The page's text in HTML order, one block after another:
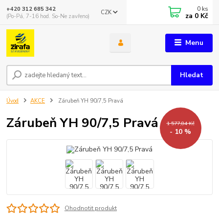
Menu
CZK
Hledat
+420 312 685 342
(Po-Pá, 7-16 hod. So-Ne zavřeno)
0 ks
za 0 Kč
Úvod AKCE Zárubeň YH 90/7,5 Pravá
Zárubeň YH 90/7,5 Pravá 1 577,84 Kč
- 10 %
Ohodnotit produkt